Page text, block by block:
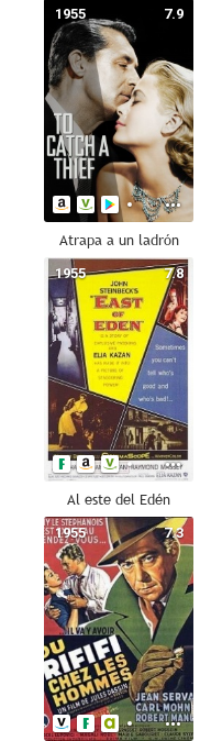
7.9
1955
Atrapa a un ladrón
7.8
1955
Al este del Edén
7.3
1955